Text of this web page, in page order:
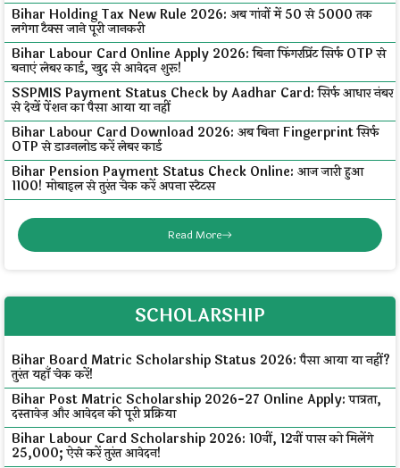
Bihar Holding Tax New Rule 2026: अब गांवों में ₹50 से ₹5000 तक
लगेगा टैक्स जाने पूरी जानकरी
Bihar Labour Card Online Apply 2026: बिना फिंगरप्रिंट सिर्फ OTP से
बनाएं लेबर कार्ड, खुद से आवेदन शुरू!
SSPMIS Payment Status Check by Aadhar Card: सिर्फ आधार नंबर
से देखें पेंशन का पैसा आया या नहीं
Bihar Labour Card Download 2026: अब बिना Fingerprint सिर्फ
OTP से डाउनलोड करें लेबर कार्ड
Bihar Pension Payment Status Check Online: आज जारी हुआ
₹1100! मोबाइल से तुरंत चेक करें अपना स्टेटस
Read More
SCHOLARSHIP
Bihar Board Matric Scholarship Status 2026: पैसा आया या नहीं?
तुरंत यहाँ चेक करें!
Bihar Post Matric Scholarship 2026-27 Online Apply: पात्रता,
दस्तावेज़ और आवेदन की पूरी प्रक्रिया
Bihar Labour Card Scholarship 2026: 10वीं, 12वीं पास को मिलेंगे
₹25,000; ऐसे करें तुरंत आवेदन!